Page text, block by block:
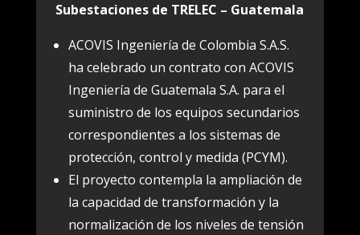
Subestaciones de TRELEC – Guatemala
ACOVIS Ingeniería de Colombia S.A.S.
ha celebrado un contrato con ACOVIS
Ingeniería de Guatemala S.A. para el
suministro de los equipos secundarios
correspondientes a los sistemas de
protección, control y medida (PCYM).
El proyecto contempla la ampliación de
la capacidad de transformación y la
normalización de los niveles de tensión